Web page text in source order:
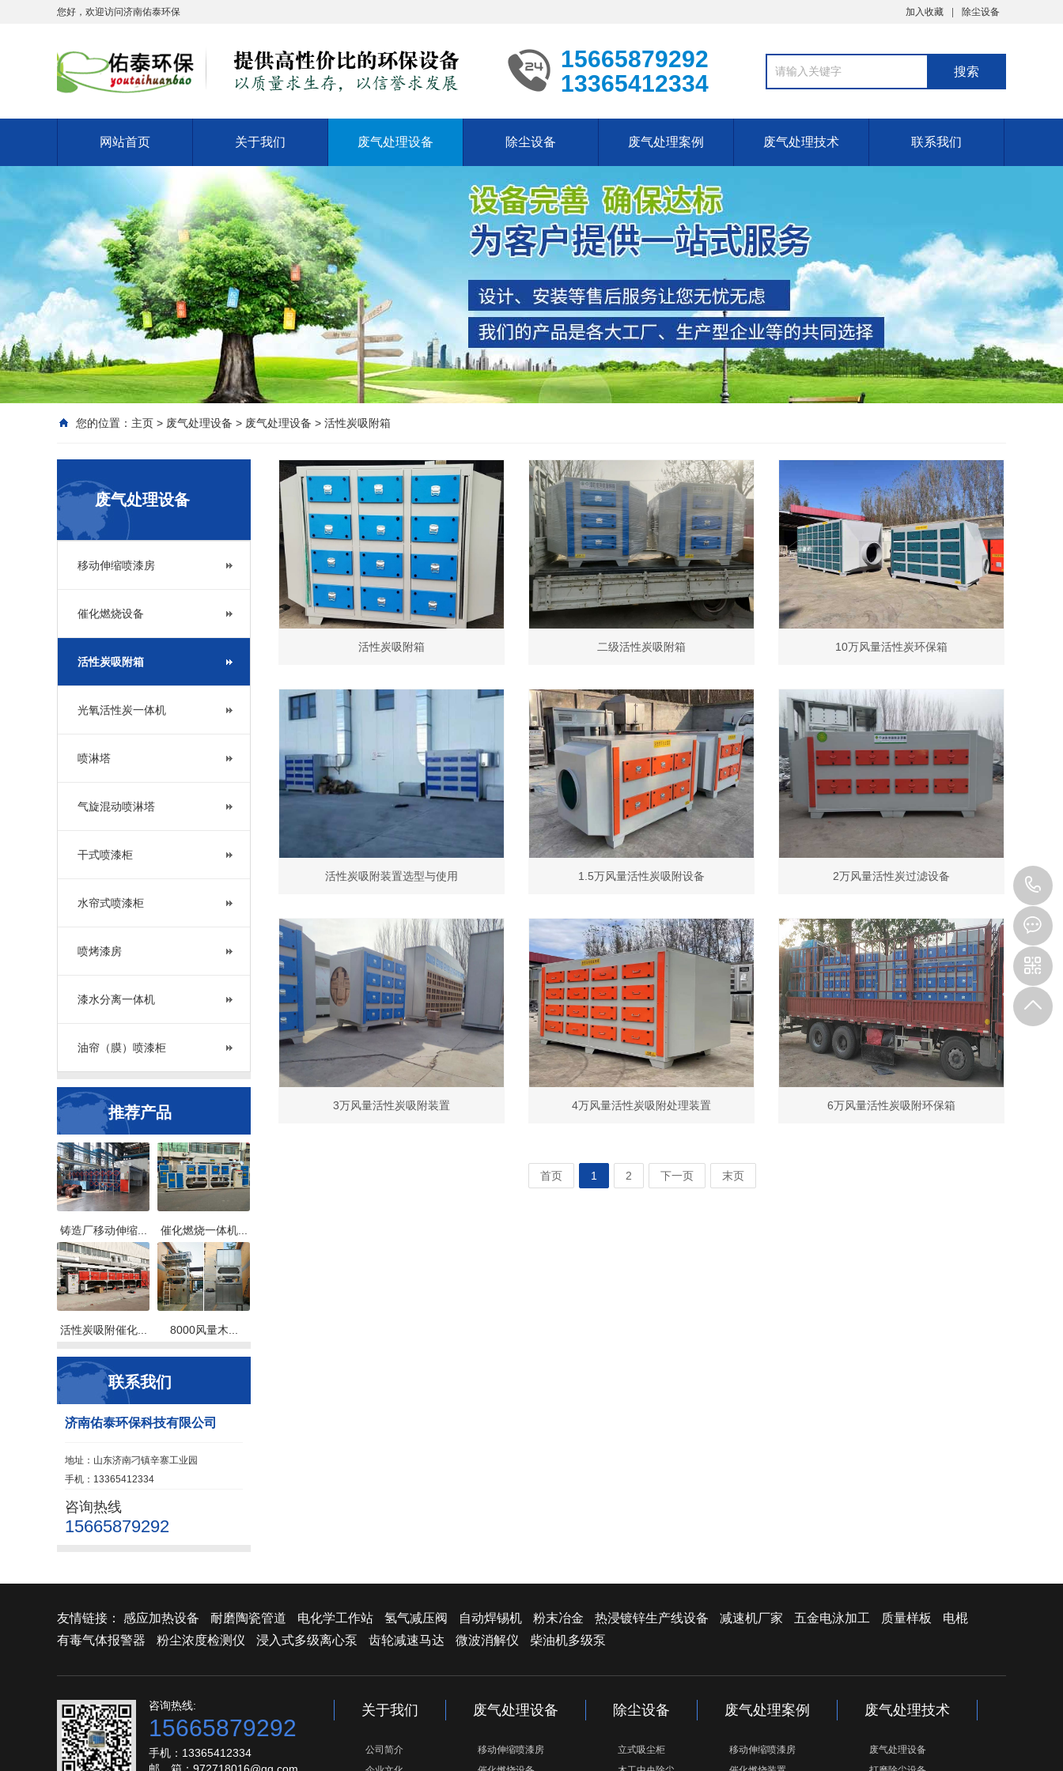
您好，欢迎访问济南佑泰环保 加入收藏 除尘设备
15665879292
13365412334
网站首页 关于我们 废气处理设备 除尘设备 废气处理案例 废气处理技术 联系我们
您的位置： 主页 > 废气处理设备 > 废气处理设备 > 活性炭吸附箱
废气处理设备
移动伸缩喷漆房
催化燃烧设备
活性炭吸附箱
光氧活性炭一体机
喷淋塔
气旋混动喷淋塔
干式喷漆柜
水帘式喷漆柜
喷烤漆房
漆水分离一体机
油帘（膜）喷漆柜
推荐产品
铸造厂移动伸缩... 催化燃烧一体机...
活性炭吸附催化... 8000风量木...
联系我们
济南佑泰环保科技有限公司
地址：山东济南刁镇辛寨工业园
手机：13365412334
咨询热线
15665879292
活性炭吸附箱 二级活性炭吸附箱 10万风量活性炭环保箱
活性炭吸附装置选型与使用 1.5万风量活性炭吸附设备 2万风量活性炭过滤设备
3万风量活性炭吸附装置 4万风量活性炭吸附处理装置 6万风量活性炭吸附环保箱
首页 1 2 下一页 末页
友情链接： 感应加热设备 耐磨陶瓷管道 电化学工作站 氢气减压阀 自动焊锡机 粉末冶金 热浸镀锌生产线设备 减速机厂家 五金电泳加工 质量样板
电棍
有毒气体报警器
粉尘浓度检测仪 浸入式多级离心泵 齿轮减速马达 微波消解仪 柴油机多级泵
咨询热线:
15665879292
手机：13365412334
关于我们
公司简介
废气处理设备
移动伸缩喷漆房
除尘设备
立式吸尘柜
废气处理案例
移动伸缩喷漆房
废气处理技术
废气处理设备